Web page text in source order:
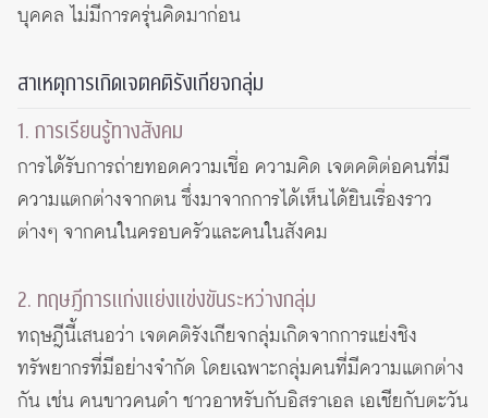
บุคคล ไม่มีการครุ่นคิดมาก่อน
สาเหตุการเกิดเจตคติรังเกียจกลุ่ม
1. การเรียนรู้ทางสังคม
การได้รับการถ่ายทอดความเชื่อ ความคิด เจตคติต่อคนที่มี
ความแตกต่างจากตน ซึ่งมาจากการได้เห็นได้ยินเรื่องราว
ต่างๆ จากคนในครอบครัวและคนในสังคม
2. ทฤษฎีการแก่งแย่งแข่งขันระหว่างกลุ่ม
ทฤษฎีนี้เสนอว่า เจตคติรังเกียจกลุ่มเกิดจากการแย่งชิง
ทรัพยากรที่มีอย่างจำกัด โดยเฉพาะกลุ่มคนที่มีความแตกต่าง
กัน เช่น คนขาวคนดำ ชาวอาหรับกับอิสราเอล เอเชียกับตะวัน